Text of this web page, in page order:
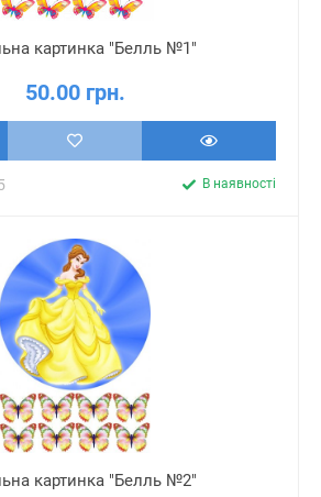
картинка "Белль №1"
50.00 грн.
В наявності
картинка "Белль №2"